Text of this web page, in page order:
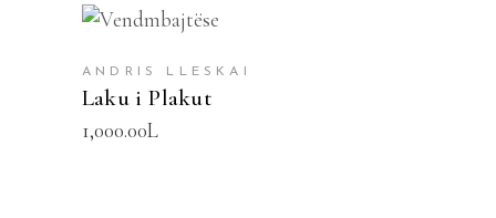
SHTOJE NË SHPORTË
ANDRIS LLESKAI
Laku i Plakut
1,000.00L